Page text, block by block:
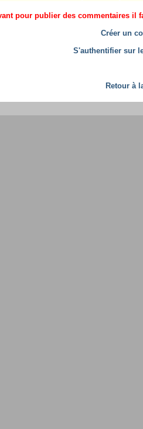
pour publier des commentaires il
Créer un
S'authentifier sur
Retour à